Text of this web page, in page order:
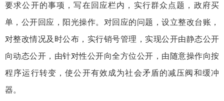
要求公开的事项，写在回应栏内，实行群众点题，政府买
单，公开回应，阳光操作。对回应的问题，设立整改台账，
对整改情况及时公布，实行销号管理，实现公开由静态公开
向动态公开，由针对性公开向全方位公开，由随意操作向按
程序运行转变，使公开有效成为社会矛盾的减压阀和缓冲
器。